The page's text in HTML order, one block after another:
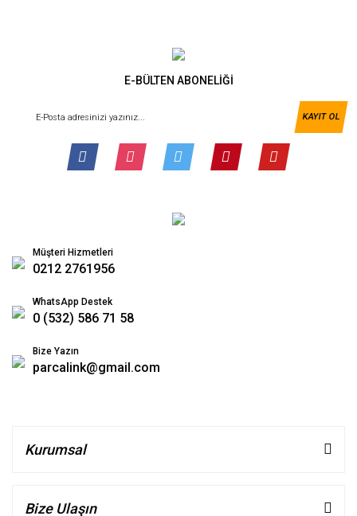
E-BÜLTEN ABONELİĞİ
KAYIT OL
Müşteri Hizmetleri
0212 2761956
WhatsApp Destek
0 (532) 586 71 58
Bize Yazın
parcalink@gmail.com
Kurumsal
Bize Ulaşın